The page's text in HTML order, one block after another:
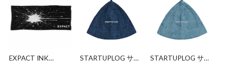
EXPACT INK
STARTUPLOG サウ
STARTUPLOG サウ